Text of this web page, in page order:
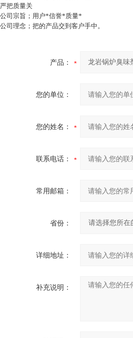
严把质量关
公司宗旨；用户*信誉*质量*
公司理念；把的产品交到客户手中。
产品：
您的单位：
您的姓名：
联系电话：
常用邮箱：
省份：
详细地址：
补充说明：